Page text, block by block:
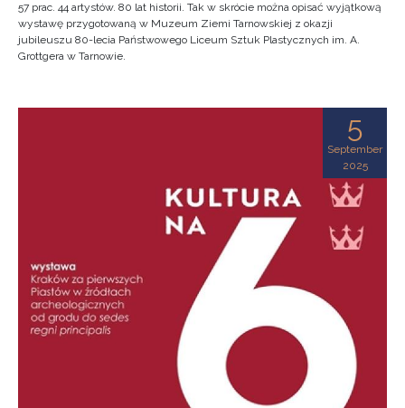
57 prac. 44 artystów. 80 lat historii. Tak w skrócie można opisać wyjątkową
wystawę przygotowaną w Muzeum Ziemi Tarnowskiej z okazji
jubileuszu 80-lecia Państwowego Liceum Sztuk Plastycznych im. A.
Grottgera w Tarnowie.
5
September
2025